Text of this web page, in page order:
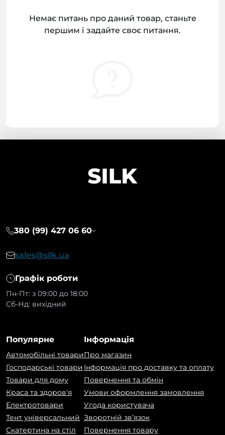
Немає питань про даний товар, станьте
першим і задайте своє питання.
380 (99) 427 06 60
sales@silk.ua
Графік роботи
Пн-Пт: з 09:00 до 18:00
Сб-Нд: вихідний
Популярне
Автомобільні товари
Господарські товари
Товари для дому
Краса та здоров'я
Електротовари
Тент універсальний
Скатертина на стіл
Інформація
Про магазин
Інформація про доставку та оплату
Повернення та обмін
Умови оформлення замовлення
Угода користувача
Зворотній зв’язок
Повернення товару